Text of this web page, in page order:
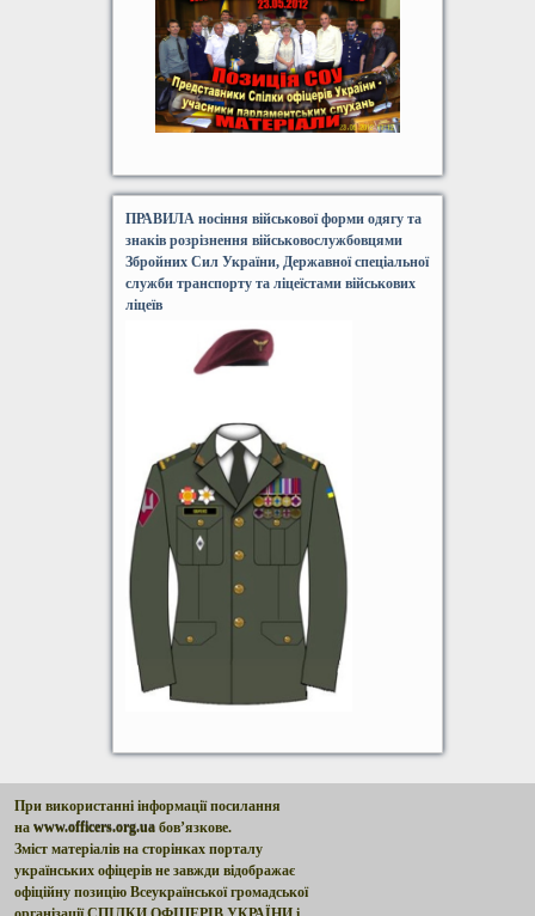
ПРАВИЛА носіння військової форми одягу та
знаків розрізнення військовослужбовцями
Збройних Сил України, Державної спеціальної
служби транспорту та ліцеїстами військових
ліцеїв
При використанні інформації посилання
наwww.officers.org.ua бов’язкове.
Зміст матеріалів на сторінках порталу
українських офіцерів не завжди відображає
офіційну позицію Всеукраїнської громадської